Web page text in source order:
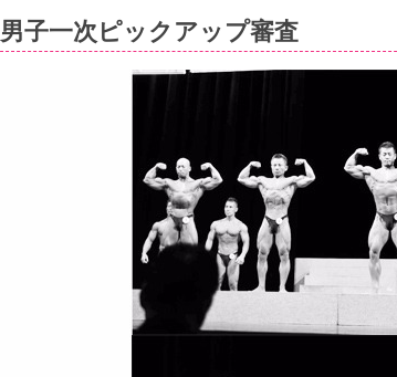
男子一次ピックアップ審査